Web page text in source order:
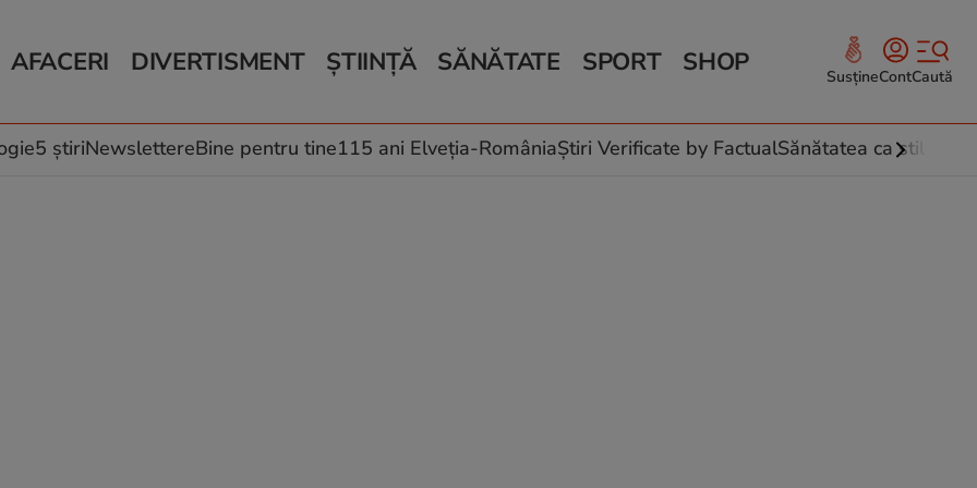
AFACERI
Auto
Locuri de muncă
DIVERTISMENT
Horoscop
Muzică și Filme
ȘTIINȚĂ
Schimbări climatice
SĂNĂTATE
Relații
Rețete culinare
SPORT SHOP SusțineContCaută
5 știriNewslettereBine pentru tine115 ani Elveția-RomâniaȘtiri Verificate by FactualSănătatea ca stil de